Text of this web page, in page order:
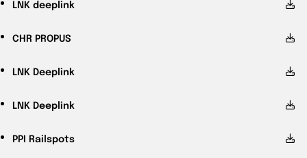
LNK deeplink
CHR PROPUS
LNK Deeplink
LNK Deeplink
PPI Railspots